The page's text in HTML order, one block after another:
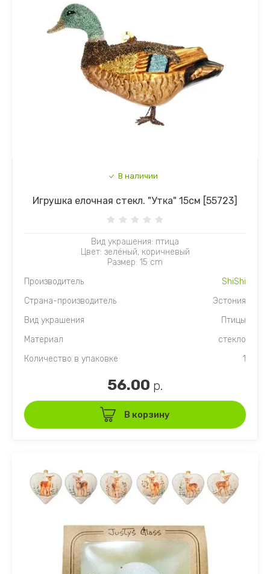
В наличии
Игрушка елочная стекл. "Утка" 15см [55723]
Вид украшения: птица
Цвет: зелёный, коричневый
Размер: 15 cm
Производитель
ShiShi
Страна-производитель
Эстония
Вид украшения
Птицы
Материал
стекло
Количество в упаковке
1
56.00 р.
В корзину